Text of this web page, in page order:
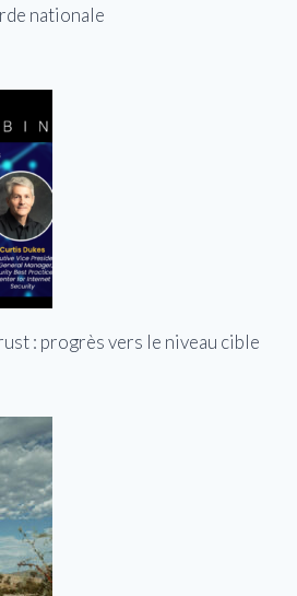
nationale
: progrès vers le niveau cible